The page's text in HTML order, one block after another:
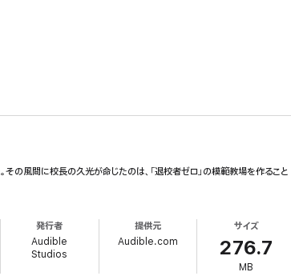
の風間に校長の久光が命じたのは、「退校者ゼロ」の模範教場を作ること
発行者
Audible
Studios
提供元
Audible.com
サイズ
276.7
MB